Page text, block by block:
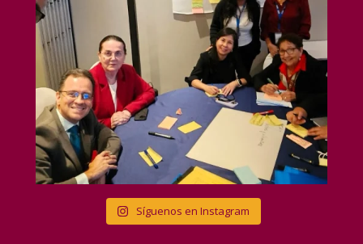
Síguenos en Instagram